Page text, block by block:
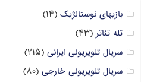
بازیهای نوستالژیک (۱۴)
تله تئاتر (۴۳)
سریال تلویزیونی ایرانی (۲۱۵)
سریال تلویزیونی خارجی (۸۰)